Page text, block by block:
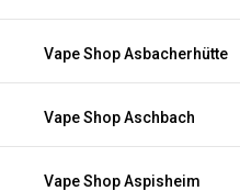
Vape Shop Asbacherhütte
Vape Shop Aschbach
Vape Shop Aspisheim